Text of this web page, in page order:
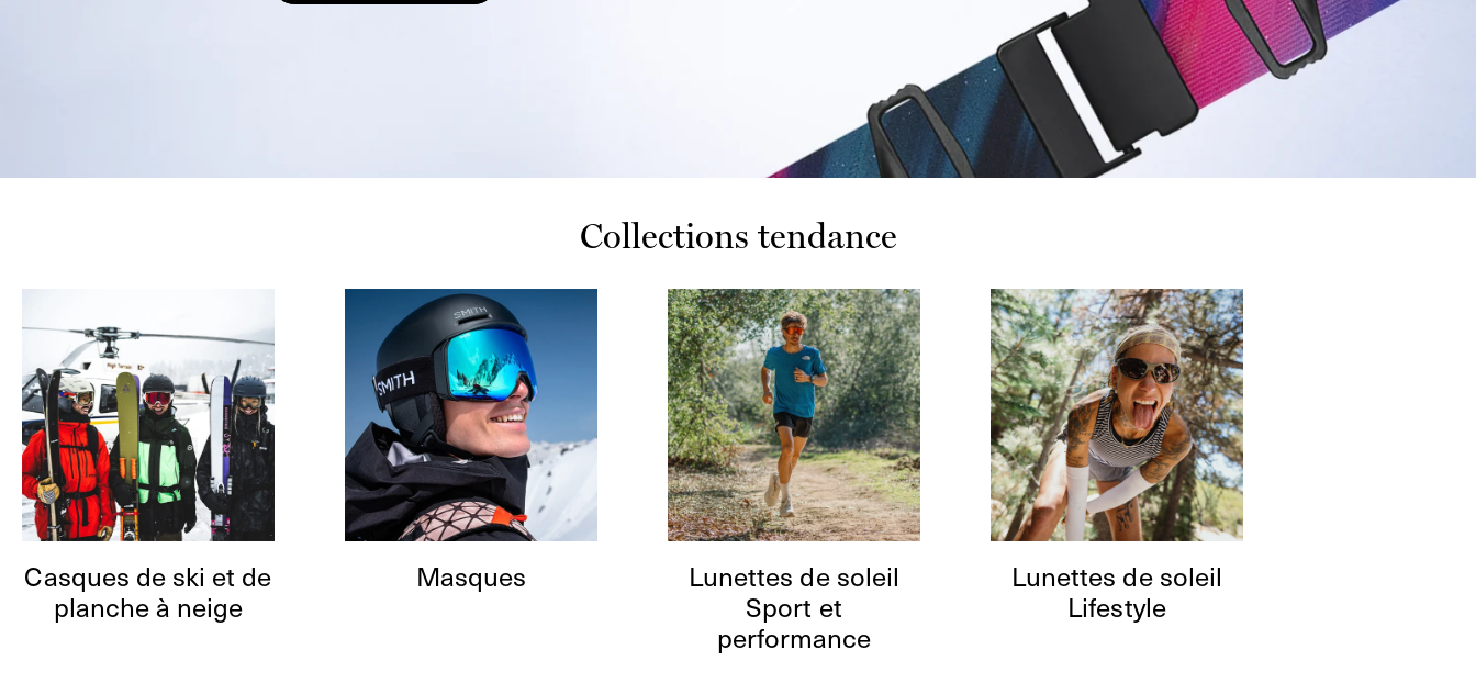
Collections tendance
Casques de ski et de
planche à neige
Masques Lunettes de soleil
Sport et
performance
Lunettes de soleil
Lifestyle